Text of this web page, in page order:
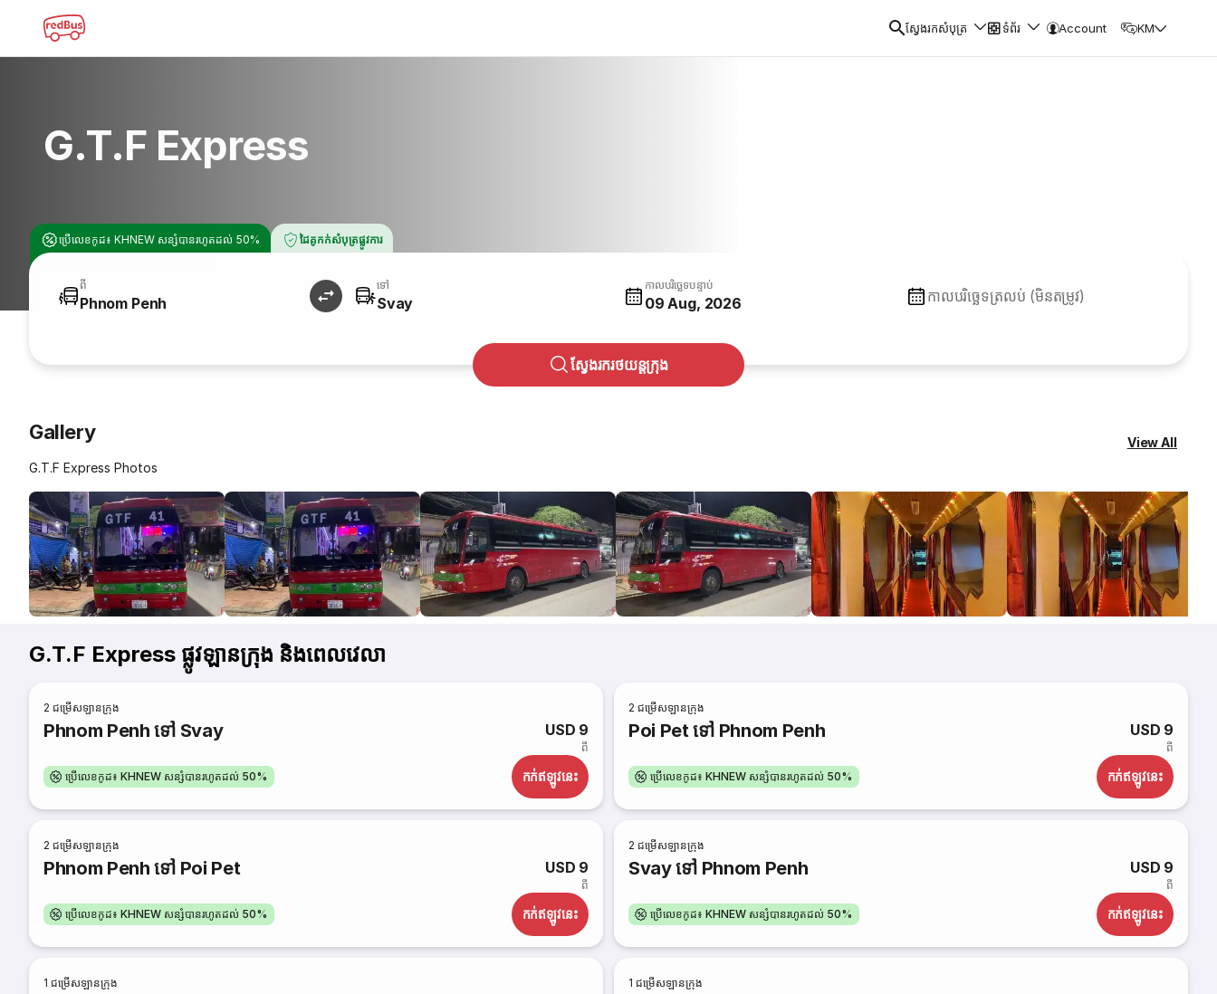
ស្វែងរកសំបុត្រ ទំព័រ Account KM
G.T.F Express
ប្រើលេខកូដ៖ KHNEW សន្សំបានរហូតដល់ 50% ដៃគូកក់សំបុត្រផ្លូវការ
ពី
Phnom Penh
ទៅ
Svay
កាលបរិច្ឆេទបន្ទាប់
09 Aug, 2026 កាលបរិច្ឆេទត្រលប់ (មិនតម្រូវ)
ស្វែងរករថយន្តក្រុង
Gallery
G.T.F Express Photos
View All
G.T.F Express ផ្លូវឡានក្រុង និងពេលវេលា
2 ជម្រើសឡានក្រុង
Phnom Penh ទៅ Svay USD 9
ពី
ប្រើលេខកូដ៖ KHNEW សន្សំបានរហូតដល់ 50% កក់​ឥឡូវនេះ
2 ជម្រើសឡានក្រុង
Poi Pet ទៅ Phnom Penh USD 9
ពី
ប្រើលេខកូដ៖ KHNEW សន្សំបានរហូតដល់ 50% កក់​ឥឡូវនេះ
2 ជម្រើសឡានក្រុង
Phnom Penh ទៅ Poi Pet USD 9
ពី
ប្រើលេខកូដ៖ KHNEW សន្សំបានរហូតដល់ 50% កក់​ឥឡូវនេះ
2 ជម្រើសឡានក្រុង
Svay ទៅ Phnom Penh USD 9
ពី
ប្រើលេខកូដ៖ KHNEW សន្សំបានរហូតដល់ 50% កក់​ឥឡូវនេះ
1 ជម្រើសឡានក្រុង 1 ជម្រើសឡានក្រុង